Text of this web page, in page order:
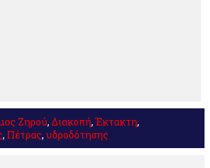
Ζηρού, Διακοπή,Έκτακτη,
, Πέτρας, υδροδότησης